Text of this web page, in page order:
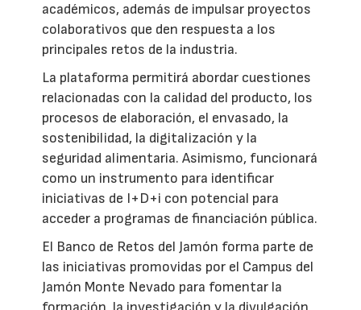
académicos, además de impulsar proyectos
colaborativos que den respuesta a los
principales retos de la industria.
La plataforma permitirá abordar cuestiones
relacionadas con la calidad del producto, los
procesos de elaboración, el envasado, la
sostenibilidad, la digitalización y la
seguridad alimentaria. Asimismo, funcionará
como un instrumento para identificar
iniciativas de I+D+i con potencial para
acceder a programas de financiación pública.
El Banco de Retos del Jamón forma parte de
las iniciativas promovidas por el Campus del
Jamón Monte Nevado para fomentar la